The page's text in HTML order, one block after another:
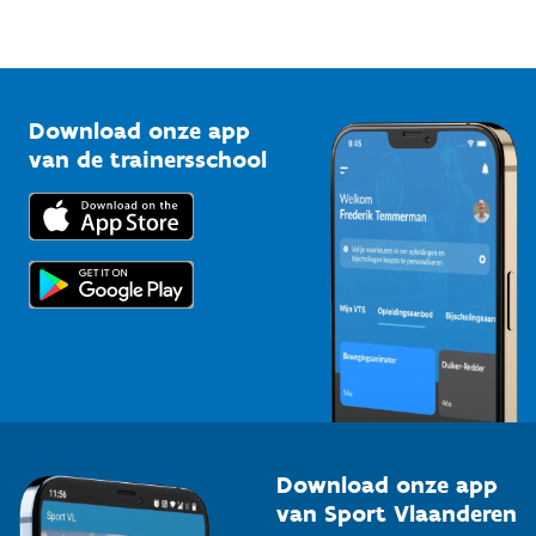
Bedrijven
Trainers en begeleiders
Topsporters
Vlaamse Trainersschool
Kennisplatform
Downloads
Voor de pers
Download onze app
van de trainersschool
Download onze app
van Sport Vlaanderen